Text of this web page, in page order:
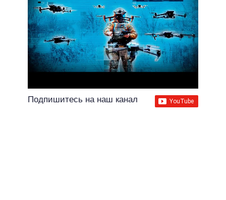
Подпишитесь на наш канал